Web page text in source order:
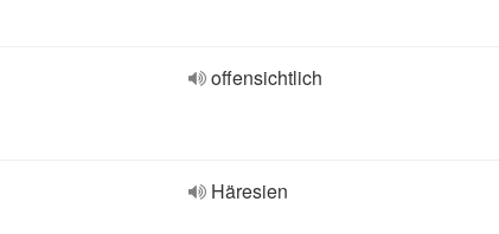
offensichtlich
Häresien